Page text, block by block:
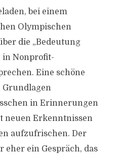
bei einem
Olympischen
die „Bedeutung
in Nonprofit-
Eine schöne
Grundlagen
in Erinnerungen
neuen Erkenntnissen
aufzufrischen. Der
eher ein Gespräch, das